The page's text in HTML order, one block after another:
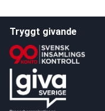
Tryggt givande